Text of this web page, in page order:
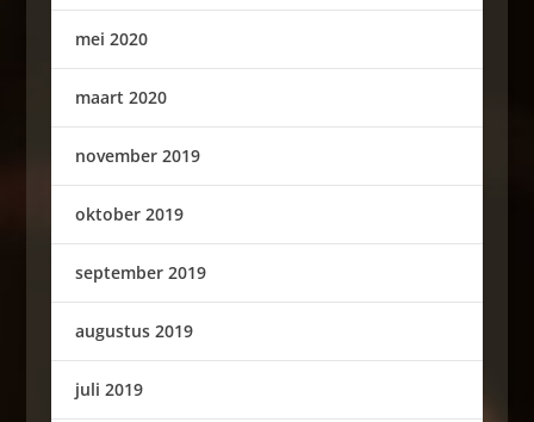
mei 2020
maart 2020
november 2019
oktober 2019
september 2019
augustus 2019
juli 2019